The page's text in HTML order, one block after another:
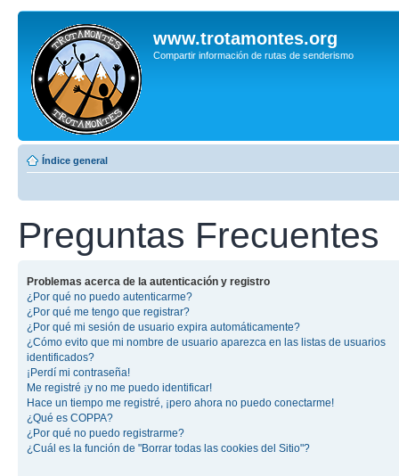
www.trotamontes.org
Compartir información de rutas de senderismo
Índice general
Preguntas Frecuentes
Problemas acerca de la autenticación y registro
¿Por qué no puedo autenticarme?
¿Por qué me tengo que registrar?
¿Por qué mi sesión de usuario expira automáticamente?
¿Cómo evito que mi nombre de usuario aparezca en las listas de usuarios
identificados?
¡Perdí mi contraseña!
Me registré ¡y no me puedo identificar!
Hace un tiempo me registré, ¡pero ahora no puedo conectarme!
¿Qué es COPPA?
¿Por qué no puedo registrarme?
¿Cuál es la función de "Borrar todas las cookies del Sitio"?